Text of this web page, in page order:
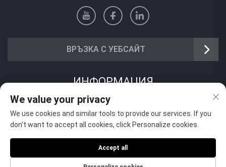
ВРЪЗКА С УЕБСАЙТ
ИНФОРМАЦИЯ
Запишете се, за да получавате нашия седмичен бюлетин
Изпрати
We value your privacy
We use cookies and similar tools to provide our services. If you
don't want to accept all cookies, click Personalize cookies.
Accept all